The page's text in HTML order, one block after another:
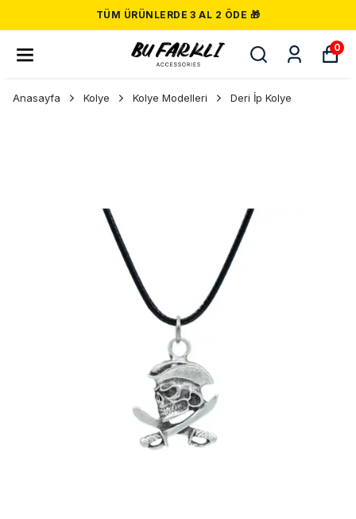
TÜM ÜRÜNLERDE 3 AL 2 ÖDE 🎁
0
Anasayfa Kolye Kolye Modelleri Deri İp Kolye